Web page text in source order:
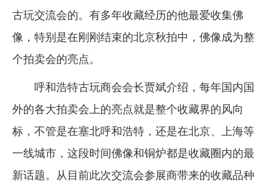
古玩交流会的。有多年收藏经历的他最爱收集佛
像，特别是在刚刚结束的北京秋拍中，佛像成为整
个拍卖会的亮点。
呼和浩特古玩商会会长贾斌介绍，每年国内国
外的各大拍卖会上的亮点就是整个收藏界的风向
标，不管是在塞北呼和浩特，还是在北京、上海等
一线城市，这段时间佛像和铜炉都是收藏圈内的最
新话题。从目前此次交流会参展商带来的收藏品种